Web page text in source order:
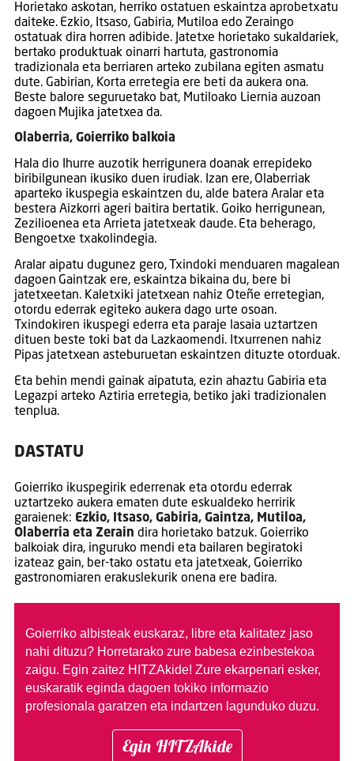
Horietako askotan, herriko ostatuen eskaintza aprobetxatu
daiteke. Ezkio, Itsaso, Gabiria, Mutiloa edo Zeraingo
ostatuak dira horren adibide. Jatetxe horietako sukaldariek,
bertako produktuak oinarri hartuta, gastronomia
tradizionala eta berriaren arteko zubilana egiten asmatu
dute. Gabirian, Korta erretegia ere beti da aukera ona.
Beste balore seguruetako bat, Mutiloako Liernia auzoan
dagoen Mujika jatetxea da.
Olaberria, Goierriko balkoia
Hala dio Ihurre auzotik herrigunera doanak errepideko
biribilgunean ikusiko duen irudiak. Izan ere, Olaberriak
aparteko ikuspegia eskaintzen du, alde batera Aralar eta
bestera Aizkorri ageri baitira bertatik. Goiko herrigunean,
Zezilioenea eta Arrieta jatetxeak daude. Eta beherago,
Bengoetxe txakolindegia.
Aralar aipatu dugunez gero, Txindoki menduaren magalean
dagoen Gaintzak ere, eskaintza bikaina du, bere bi
jatetxeetan. Kaletxiki jatetxean nahiz Oteñe erretegian,
otordu ederrak egiteko aukera dago urte osoan.
Txindokiren ikuspegi ederra eta paraje lasaia uztartzen
dituen beste toki bat da Lazkaomendi. Itxurrenen nahiz
Pipas jatetxean asteburuetan eskaintzen dituzte otorduak.
Eta behin mendi gainak aipatuta, ezin ahaztu Gabiria eta
Legazpi arteko Aztiria erretegia, betiko jaki tradizionalen
tenplua.
DASTATU
Goierriko ikuspegirik ederrenak eta otordu ederrak
uztartzeko aukera ematen dute eskualdeko herririk
garaienek: Ezkio, Itsaso, Gabiria, Gaintza, Mutiloa,
Olaberria eta Zerain dira horietako batzuk. Goierriko
balkoiak dira, inguruko mendi eta bailaren begiratoki
izateaz gain, ber-tako ostatu eta jatetxeak, Goierriko
gastronomiaren erakuslekurik onena ere badira.
Goierriko albisteak euskaraz, libre eta kalitatez jaso
nahi dituzu? Horretarako zure babesa ezinbestekoa
zaigu. Egin zaitez HITZAkide! Zure ekarpenari esker,
euskaratik eginda dagoen tokiko informazio
profesionala garatzen eta indartzen lagunduko duzu.
Egin HITZAkide